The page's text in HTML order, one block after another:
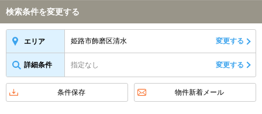
検索条件を変更する
エリア 姫路市飾磨区清水 変更する
詳細条件 指定なし 変更する
条件保存 物件新着メール